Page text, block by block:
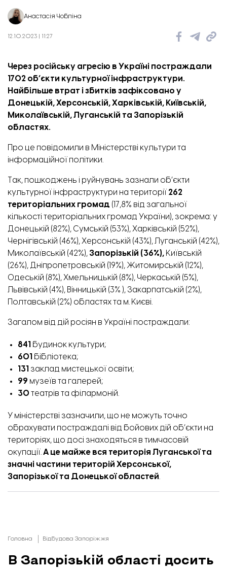
Анастасія Чобліна
12.10.2023 | 11:27
Через російську агресію в Україні постраждали
1702 об’єкти культурної інфраструктури.
Найбільше втрат і збитків зафіксовано у
Донецькій, Херсонській, Харківській, Київській,
Миколаївській, Луганській та Запорізькій
областях.
Про це повідомили в Міністерстві культури та
інформаційної політики.
Так, пошкоджень і руйнувань зазнали об’єкти
культурної інфраструктури на території 262
територіальних громад (17,8% від загальної
кількості територіальних громад України), зокрема: у
Донецькій (82%), Сумській (53%), Харківській (52%),
Чернігівській (46%), Херсонській (43%), Луганській (42%),
Миколаївській (42%), Запорізькій (36%), Київській
(26%), Дніпропетровській (19%), Житомирській (12%),
Одеській (8%), Хмельницькій (8%), Черкаській (5%),
Львівській (4%), Вінницькій (3% ), Закарпатській (2%),
Полтавській (2%) областях та м. Києві.
Загалом від дій росіян в Україні постраждали:
841 будинок культури;
601 бібліотека;
131 заклад мистецької освіти;
99 музеїв та галерей;
30 театрів та філармоній.
У міністерстві зазначили, що не можуть точно
обрахувати постраждалі від бойових дій об’єкти на
територіях, що досі знаходяться в тимчасовій
окупації.А це майже вся територія Луганської та
значні частини територій Херсонської,
Запорізької та Донецької областей.
Головна Відбудова Запоріжжя
В Запорізькій області досить